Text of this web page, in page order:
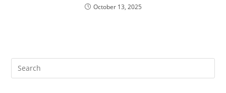
October 13, 2025